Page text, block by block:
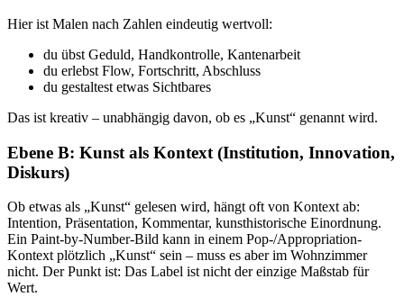
Hier ist Malen nach Zahlen eindeutig wertvoll:
du übst Geduld, Handkontrolle, Kantenarbeit
du erlebst Flow, Fortschritt, Abschluss
du gestaltest etwas Sichtbares
Das ist kreativ – unabhängig davon, ob es „Kunst“ genannt wird.
Ebene B: Kunst als Kontext (Institution, Innovation,
Diskurs)
Ob etwas als „Kunst“ gelesen wird, hängt oft von Kontext ab:
Intention, Präsentation, Kommentar, kunsthistorische Einordnung.
Ein Paint-by-Number-Bild kann in einem Pop-/Appropriation-
Kontext plötzlich „Kunst“ sein – muss es aber im Wohnzimmer
nicht. Der Punkt ist: Das Label ist nicht der einzige Maßstab für
Wert.